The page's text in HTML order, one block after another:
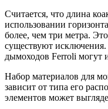
Считается, что длина
использовании
более, чем три метра.
существуют
дымоходов Ferroli могут
Набор материалов для
зависит от типа его
элементов может